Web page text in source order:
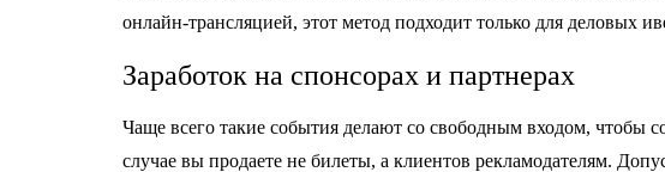
онлайн-трансляцией, этот метод подходит только для деловых
Заработок на спонсорах и партнерах
Чаще всего такие события делают со свободным входом, чтобы
случае вы продаете не билеты, а клиентов рекламодателям.